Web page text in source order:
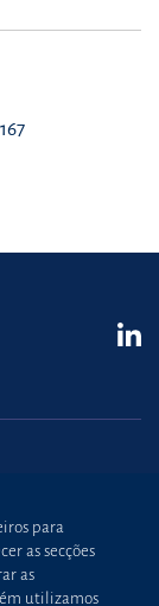
167
para
as secções
as
utilizamos